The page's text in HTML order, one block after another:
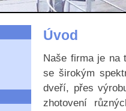
Úvod
Naše firma je na
se širokým
dveří, přes
zhotovení